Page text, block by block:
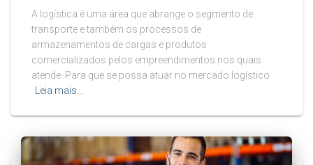
A logística é uma área que abrange o segmento de
transporte e também os processos de
armazenamentos de cargas e produtos
comercializados pelos empreendimentos nos quais
atende. Para que se possa atuar no mercado logístico
Leia mais…